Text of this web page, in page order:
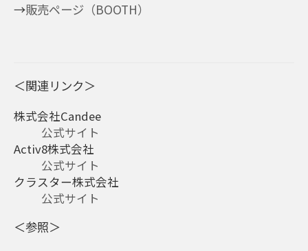
→販売ページ（BOOTH）
＜関連リンク＞
株式会社Candee
公式サイト
Activ8株式会社
公式サイト
クラスター株式会社
公式サイト
＜参照＞